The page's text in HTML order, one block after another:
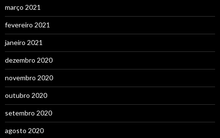
março 2021
fevereiro 2021
janeiro 2021
dezembro 2020
novembro 2020
outubro 2020
setembro 2020
agosto 2020